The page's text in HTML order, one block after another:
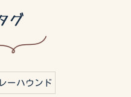
グ
ーハウンド